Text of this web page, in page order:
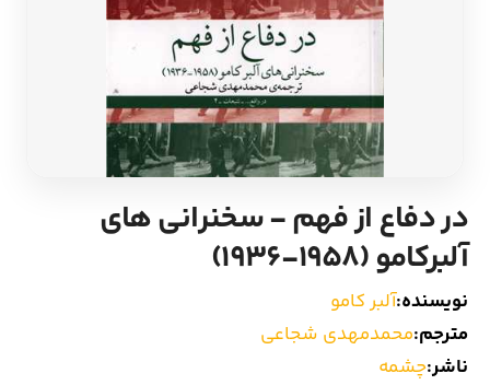
ادیان و اساطیر
سایر کشورهای اروپا
داستان کوتاه
شعر و متون کهن
ادبیات
ادبیات نمایشی
در دفاع از فهم - سخنرانی های
آلبرکامو (1958-1936)
نویسنده:آلبر کامو
مترجم:محمدمهدی شجاعی
ناشر:چشمه